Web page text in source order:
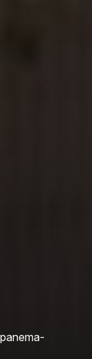
-